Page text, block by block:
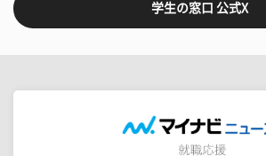
学生の窓口 公式X